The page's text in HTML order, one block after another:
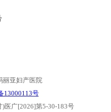
丽亚妇产医院
13000113号
医广[2026]第5-30-183号